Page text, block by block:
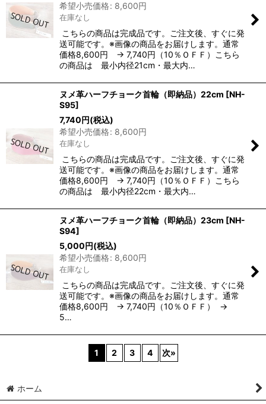
希望小売価格: 8,600円
在庫なし
こちらの商品は完成品です。ご注文後、すぐに発
送可能です。※画像の商品をお届けします。通常
価格8,600円 → 7,740円（10％ＯＦＦ）こちら
の商品は 最小内径21cm・最大内…
ヌメ革ハーフチョーク首輪（即納品）22cm [NH-
S95]
7,740円(税込)
希望小売価格: 8,600円
在庫なし
こちらの商品は完成品です。ご注文後、すぐに発
送可能です。※画像の商品をお届けします。通常
価格8,600円 → 7,740円（10％ＯＦＦ）こちら
の商品は 最小内径22cm・最大内…
ヌメ革ハーフチョーク首輪（即納品）23cm [NH-
S94]
5,000円(税込)
希望小売価格: 8,600円
在庫なし
こちらの商品は完成品です。ご注文後、すぐに発
送可能です。※画像の商品をお届けします。通常
価格8,600円 → 7,740円（10％ＯＦＦ） →
5…
1 2 3 4 次»
ホーム